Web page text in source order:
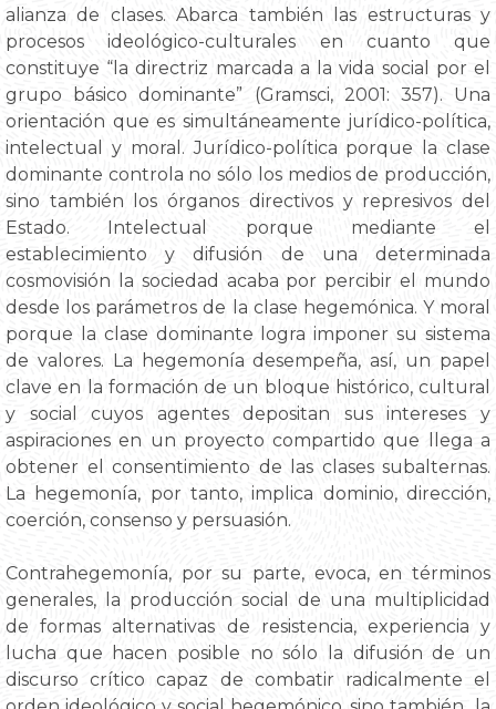
alianza de clases. Abarca también las estructuras y
procesos ideológico-culturales en cuanto que
constituye “la directriz marcada a la vida social por el
grupo básico dominante” (Gramsci, 2001: 357). Una
orientación que es simultáneamente jurídico-política,
intelectual y moral. Jurídico-política porque la clase
dominante controla no sólo los medios de producción,
sino también los órganos directivos y represivos del
Estado. Intelectual porque mediante el
establecimiento y difusión de una determinada
cosmovisión la sociedad acaba por percibir el mundo
desde los parámetros de la clase hegemónica. Y moral
porque la clase dominante logra imponer su sistema
de valores. La hegemonía desempeña, así, un papel
clave en la formación de un bloque histórico, cultural
y social cuyos agentes depositan sus intereses y
aspiraciones en un proyecto compartido que llega a
obtener el consentimiento de las clases subalternas.
La hegemonía, por tanto, implica dominio, dirección,
coerción, consenso y persuasión.
Contrahegemonía, por su parte, evoca, en términos
generales, la producción social de una multiplicidad
de formas alternativas de resistencia, experiencia y
lucha que hacen posible no sólo la difusión de un
discurso crítico capaz de combatir radicalmente el